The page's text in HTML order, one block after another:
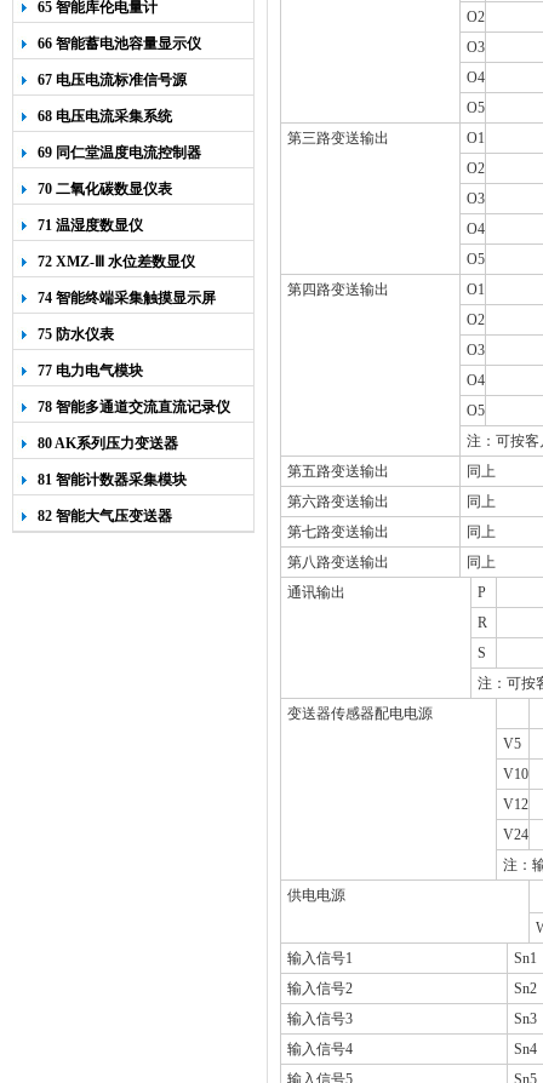
65 智能库伦电量计
66 智能蓄电池容量显示仪
67 电压电流标准信号源
68 电压电流采集系统
69 同仁堂温度电流控制器
70 二氧化碳数显仪表
71 温湿度数显仪
72 XMZ-Ⅲ 水位差数显仪
74 智能终端采集触摸显示屏
75 防水仪表
77 电力电气模块
78 智能多通道交流直流记录仪
80 AK系列压力变送器
81 智能计数器采集模块
82 智能大气压变送器
O2
O3
O4
O5
第三路变送输出
O1
O2
O3
O4
O5
第四路变送输出
O1
O2
O3
O4
O5
注：可按
第五路变送输出
同上
第六路变送输出
同上
第七路变送输出
同上
第八路变送输出
同上
通讯输出
P
R
S
注：可按
变送器传感器配电电源
V5
V10
V12
V24
注：
供电电源
输入信号1
Sn1
输入信号2
Sn2
输入信号3
Sn3
输入信号4
Sn4
输入信号5
Sn5